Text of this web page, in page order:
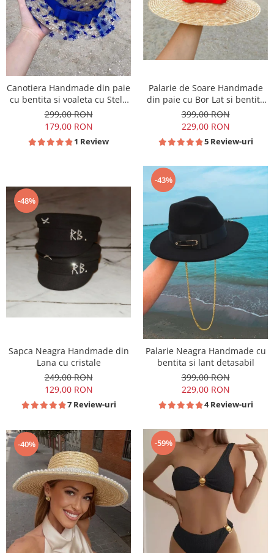
Canotiera Handmade din paie
cu bentita si voaleta cu Stele
Albastre
299,00 RON
179,00 RON
1 Review
Palarie de Soare Handmade
din paie cu Bor Lat si bentita
detasabila
399,00 RON
229,00 RON
5 Review-uri
-48%
Sapca Neagra Handmade din
Lana cu cristale
249,00 RON
129,00 RON
7 Review-uri
-43%
Palarie Neagra Handmade cu
bentita si lant detasabil
399,00 RON
229,00 RON
4 Review-uri
-40% -59%